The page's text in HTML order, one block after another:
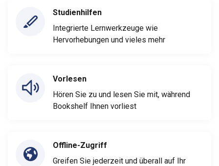
Studienhilfen
Integrierte Lernwerkzeuge wie
Hervorhebungen und vieles mehr
Vorlesen
Hören Sie zu und lesen Sie mit, während
Bookshelf Ihnen vorliest
Offline-Zugriff
Greifen Sie jederzeit und überall auf Ihr